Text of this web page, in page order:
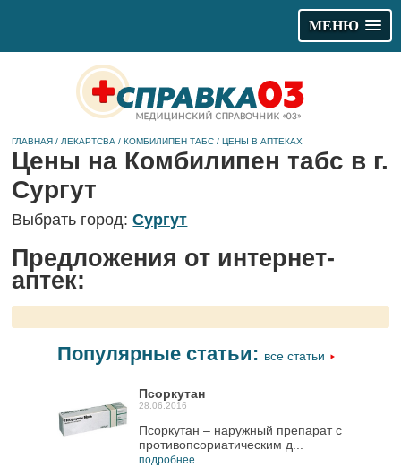
МЕНЮ
ГЛАВНАЯ / ЛЕКАРТСВА /КОМБИЛИПЕН ТАБС /ЦЕНЫ В АПТЕКАХ
Цены на Комбилипен табс в г.
Сургут
Выбрать город:Сургут
Предложения от интернет-
аптек:
Популярные статьи: все статьи
Псоркутан
28.06.2016
Псоркутан – наружный препарат с
противопсориатическим д...
подробнее